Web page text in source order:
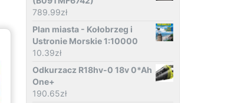
789.99zł
Plan miasta - Kołobrzeg i
Ustronie Morskie 1:10000
10.39zł
Odkurzacz R18hv-0 18v 0*Ah
One+
190.65zł